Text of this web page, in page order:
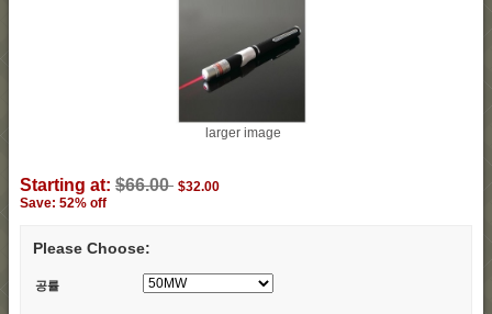
larger image
Starting at: $66.00 $32.00
Save: 52% off
Please Choose:
공률